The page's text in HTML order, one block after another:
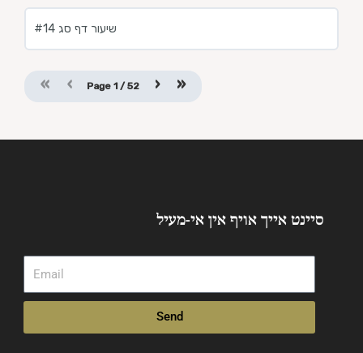
שיעור דף סג #14
« ‹ › »
Page 1 / 52
סיינט אייך אויף אין אי-מעיל
Send